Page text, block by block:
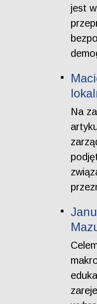
jest
Na